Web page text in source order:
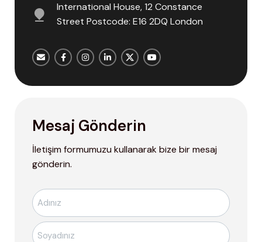
International House, 12 Constance
Street Postcode: E16 2DQ London
Mesaj Gönderin
İletişim formumuzu kullanarak bize bir mesaj
gönderin.
Ad-
Soyad